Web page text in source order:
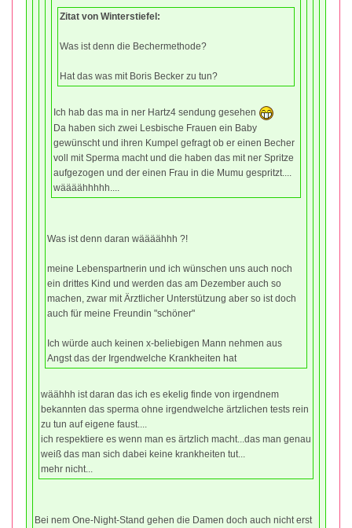
Zitat von Winterstiefel:
Was ist denn die Bechermethode?
Hat das was mit Boris Becker zu tun?
Ich hab das ma in ner Hartz4 sendung gesehen
Da haben sich zwei Lesbische Frauen ein Baby
gewünscht und ihren Kumpel gefragt ob er einen Becher
voll mit Sperma macht und die haben das mit ner Spritze
aufgezogen und der einen Frau in die Mumu gespritzt....
wäääähhhhh....
Was ist denn daran wäääähhh ?!
meine Lebenspartnerin und ich wünschen uns auch noch
ein drittes Kind und werden das am Dezember auch so
machen, zwar mit Ärztlicher Unterstützung aber so ist doch
auch für meine Freundin "schöner"
Ich würde auch keinen x-beliebigen Mann nehmen aus
Angst das der Irgendwelche Krankheiten hat
wäähhh ist daran das ich es ekelig finde von irgendnem
bekannten das sperma ohne irgendwelche ärtzlichen tests rein
zu tun auf eigene faust....
ich respektiere es wenn man es ärtzlich macht...das man genau
weiß das man sich dabei keine krankheiten tut...
mehr nicht...
Bei nem One-Night-Stand gehen die Damen doch auch nicht erst